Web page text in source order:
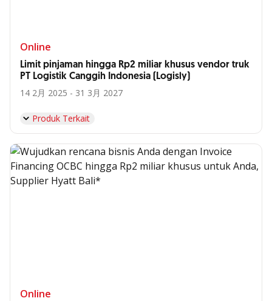
Online
Limit pinjaman hingga Rp2 miliar khusus vendor truk
PT Logistik Canggih Indonesia (Logisly)
14 2月 2025 - 31 3月 2027
Produk Terkait
Online